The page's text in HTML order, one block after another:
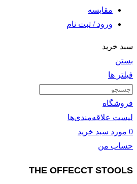
مقايسه
ورود / ثبت نام
سبد خرید
بستن
فیلتر ها
فروشگاه
لیست علاقه‌مندی‌ها
0 مورد سبد خرید
حساب من
THE OFFECCT STOOLS